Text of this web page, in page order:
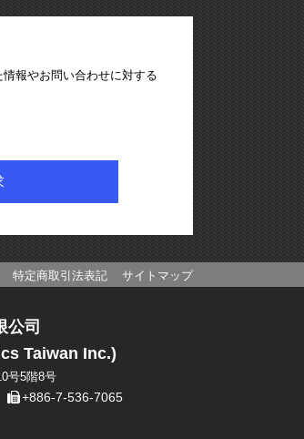
報やお問い合わせに対する
特定商取引法表記 サイトマップ
公司
Taiwan Inc.)
号5階8号
+886-7-536-7065